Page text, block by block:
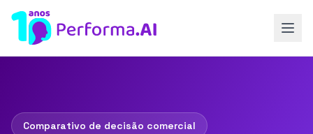
Comparativo de decisão comercial